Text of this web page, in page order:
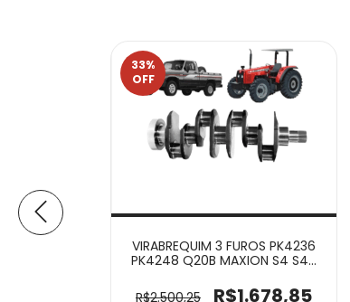
33%
OFF
VIRABREQUIM 3 FUROS PK4236
PK4248 Q20B MAXION S4 S4T
R$2.500,25
R$1.678,85